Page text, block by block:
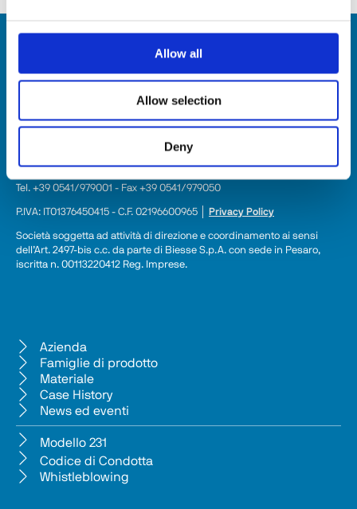
Allow all
Allow selection
Deny
Tel. +39 0541/979001 - Fax +39 0541/979050
P.IVA: IT01376450415 - C.F. 02196600965 │ Privacy Policy
Società soggetta ad attività di direzione e coordinamento ai sensi
dell’Art. 2497-bis c.c. da parte di Biesse S.p.A. con sede in Pesaro,
iscritta n. 00113220412 Reg. Imprese.
Azienda
Famiglie di prodotto
Materiale
Case History
News ed eventi
Modello 231
Codice di Condotta
Whistleblowing